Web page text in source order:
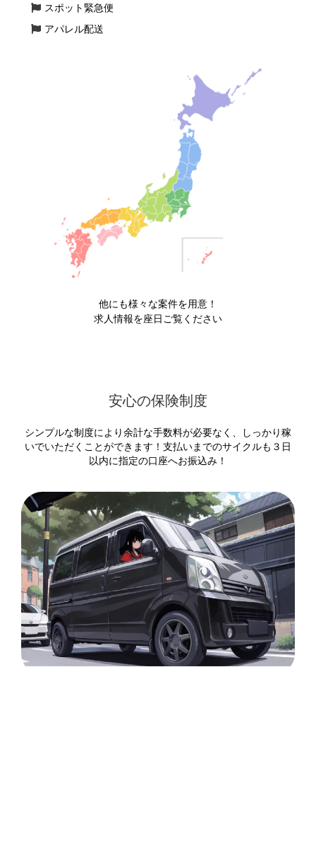
スポット緊急便
アパレル配送
他にも様々な案件を用意！
求人情報を座日ご覧ください
安心の保険制度
シンプルな制度により余計な手数料が必要なく、しっかり稼
いでいただくことができます！支払いまでのサイクルも３日
以内に指定の口座へお振込み！